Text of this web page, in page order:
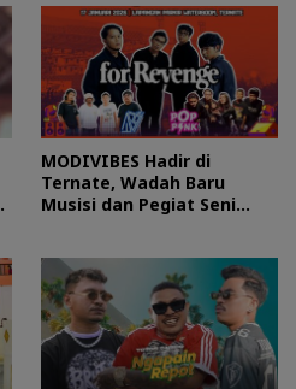
MODIVIBES Hadir di
Ternate, Wadah Baru
Musisi dan Pegiat Seni